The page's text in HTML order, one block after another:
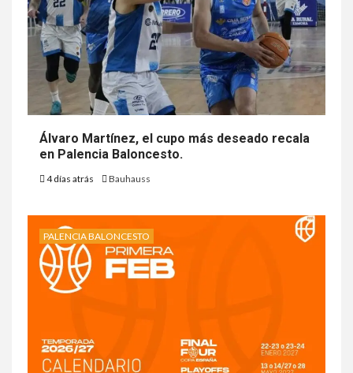
Álvaro Martínez, el cupo más deseado recala
en Palencia Baloncesto.
4 días atrás Bauhauss
PALENCIA BALONCESTO